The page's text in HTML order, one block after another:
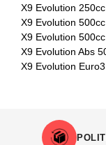
X9 Evolution
X9 Evolution
X9 Evolution
X9 Evolution Abs
X9 Evolution